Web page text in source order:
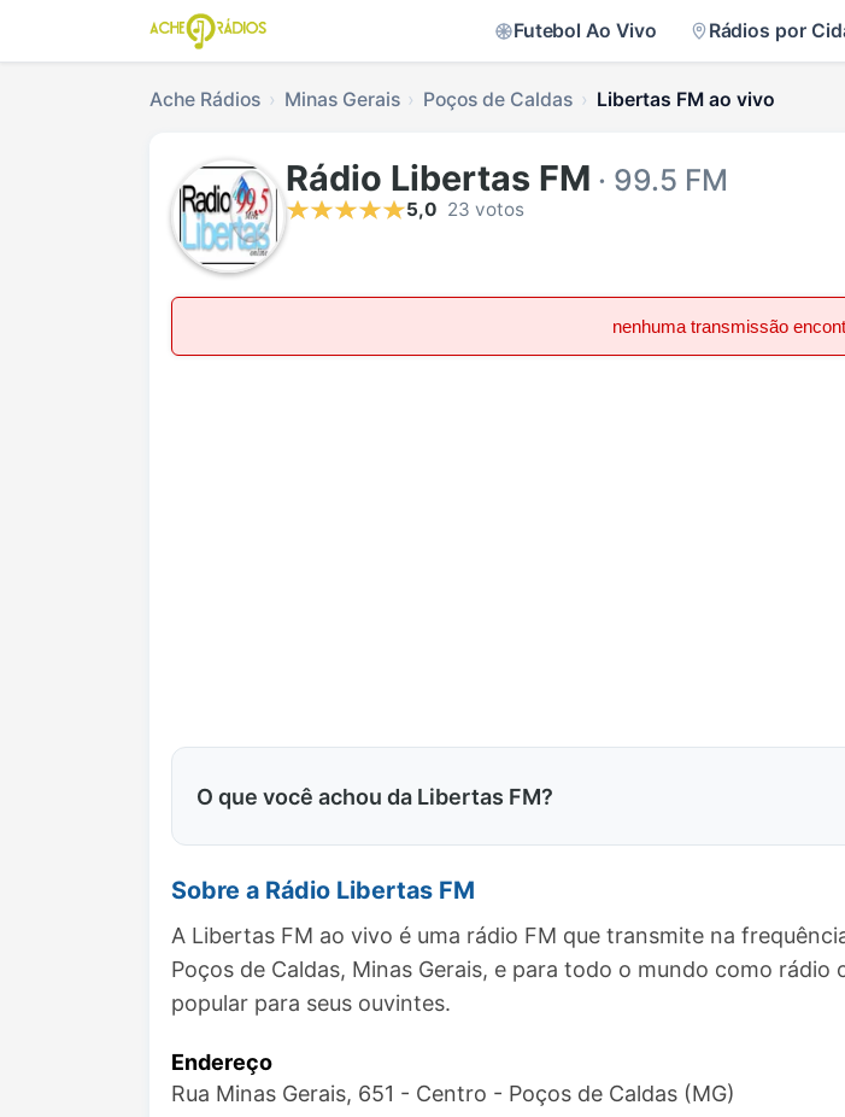
Futebol Ao Vivo Rádios por
Ache Rádios Minas Gerais Poços de Caldas Libertas FM ao vivo
Rádio Libertas FM · 99.5 FM
5,0 23 votos
nenhuma transmissão
O que você achou da Libertas FM?
Sobre a Rádio Libertas FM
A Libertas FM ao vivo é uma rádio FM que transmite na
Poços de Caldas, Minas Gerais, e para todo o mundo como
popular para seus ouvintes.
Endereço
Rua Minas Gerais, 651 - Centro - Poços de Caldas (MG)